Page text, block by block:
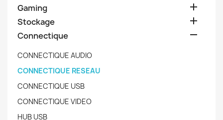
Gaming 
Stockage 
Connectique 
CONNECTIQUE AUDIO
CONNECTIQUE RESEAU
CONNECTIQUE USB
CONNECTIQUE VIDEO
HUB USB